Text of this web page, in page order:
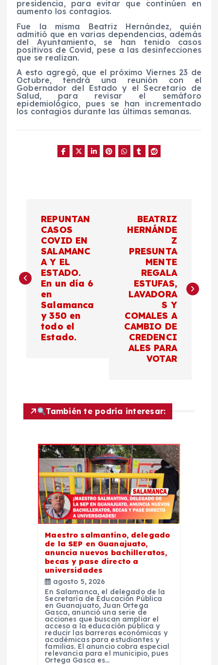
presidencia, para evitar que continúen en
aumento los contagios.
Fue la misma Beatriz Hernández, quién
admitió que en varias dependencias, además
del Ayuntamiento, se han tenido casos
positivos de Covid, pese a las desinfecciones
que se realizan.
A esto agregó, que el próximo Viernes 23 de
Octubre, tendrá una reunión con el
Gobernador del Estado y el Secretario de
Salud, para revisar el semáforo
epidemiológico, pues se han incrementado
los contagios durante las últimas semanas.
e
ó
n
REPUNTAN
CASOS
COVID EN
SALAMANC
A Y EL
ESTADO.
En un día 6
en
Salamanca
y 350 en
todo el
Estado.
BEATRIZ
HERNÁNDE
Z
PRESUNTA
MENTE
REGALA
ESTUFAS,
LAVADORA
S Y
COMALES A
CAMBIO DE
CREDENCI
ALES PARA
VOTAR
También te podría interesar:
Maestro salmantino, delegado
de la SEP en Guanajuato,
anuncia nuevos bachilleratos,
becas y pase directo a
universidades
agosto 5, 2026
En Salamanca, el delegado de la
Secretaría de Educación Pública
en Guanajuato, Juan Ortega
Gasca, anunció una serie de
acciones que buscan ampliar el
acceso a la educación pública y
reducir las barreras económicas y
académicas para estudiantes y
familias. El anuncio cobra especial
relevancia para el municipio, pues
Ortega Gasca es…